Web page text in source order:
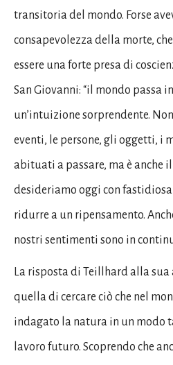
transitoria del mondo. Forse
consapevolezza della morte,
essere una forte presa di
San Giovanni: “il mondo passa
un’intuizione sorprendente.
eventi, le persone, gli oggetti, i
abituati a passare, ma è anche
desideriamo oggi con
ridurre a un ripensamento.
nostri sentimenti sono in
La risposta di Teillhard alla
quella di cercare ciò che nel
indagato la natura in un modo
lavoro futuro. Scoprendo che